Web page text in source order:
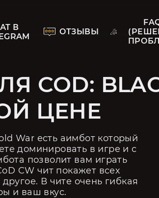
В
ОТЗЫВЫ
ЦЕНЕ
War есть аимбот который
доминировать в игре и с
позволит вам играть
CW чит покажет всех
В чите очень гибкая
и ваш вкус.